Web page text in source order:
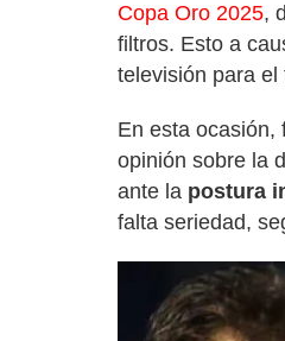
Copa Oro 2025,
filtros. Esto a
televisión para el
En esta ocasión,
opinión sobre la
ante la postura
falta seriedad,